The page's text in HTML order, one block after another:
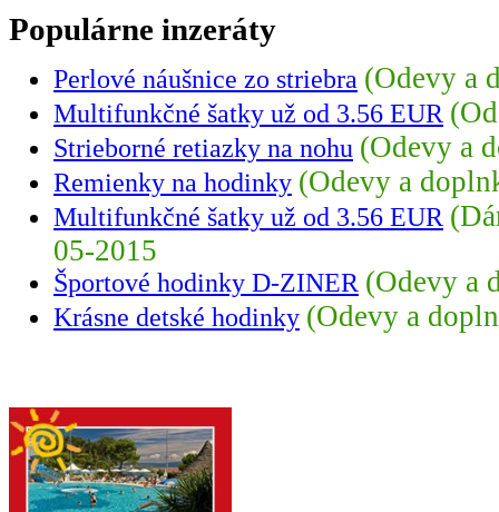
Populárne inzeráty
Perlové náušnice zo striebra (Odevy a
Multifunkčné šatky už od 3.56 EUR
Strieborné retiazky na nohu (Odevy a
Remienky na hodinky (Odevy a
Multifunkčné šatky už od 3.56 EUR
05-2015
Športové hodinky D-ZINER (Odevy a
Krásne detské hodinky (Odevy a